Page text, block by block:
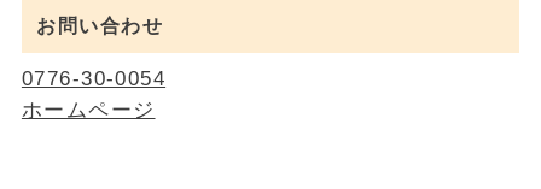
お問い合わせ
0776-30-0054
ホームページ